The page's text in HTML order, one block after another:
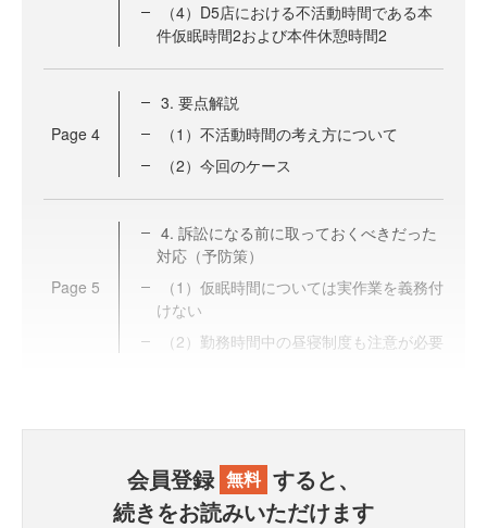
（4）D5店における不活動時間である本
件仮眠時間2および本件休憩時間2
Page 4
3. 要点解説
（1）不活動時間の考え方について
（2）今回のケース
Page 5
4. 訴訟になる前に取っておくべきだった
対応（予防策）
（1）仮眠時間については実作業を義務付
けない
（2）勤務時間中の昼寝制度も注意が必要
会員登録 無料 すると、
続きをお読みいただけます